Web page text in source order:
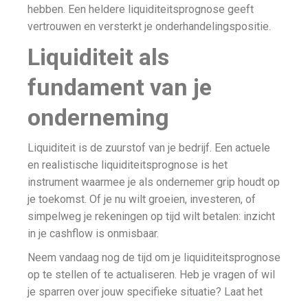
hebben. Een heldere liquiditeitsprognose geeft
vertrouwen en versterkt je onderhandelingspositie.
Liquiditeit als
fundament van je
onderneming
Liquiditeit is de zuurstof van je bedrijf. Een actuele
en realistische liquiditeitsprognose is het
instrument waarmee je als ondernemer grip houdt op
je toekomst. Of je nu wilt groeien, investeren, of
simpelweg je rekeningen op tijd wilt betalen: inzicht
in je cashflow is onmisbaar.
Neem vandaag nog de tijd om je liquiditeitsprognose
op te stellen of te actualiseren. Heb je vragen of wil
je sparren over jouw specifieke situatie? Laat het